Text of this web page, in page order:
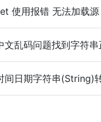
用报错 无法加载源 服务索
乱码问题找到字符串正确
期字符串(String)转换成